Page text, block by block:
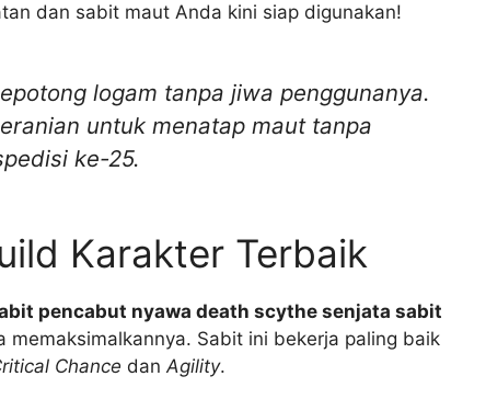
dan sabit maut Anda kini siap digunakan!
logam tanpa jiwa penggunanya.
untuk menatap maut tanpa
ke-25.
Karakter Terbaik
pencabut nyawa death scythe senjata sabit
Sabit ini bekerja paling baik
Chance danAgility.